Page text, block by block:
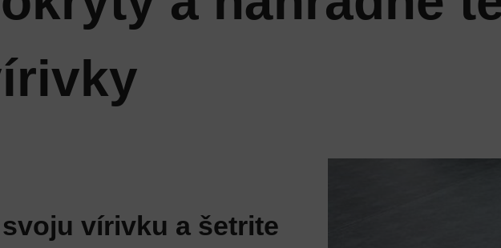
vírivku a šetrite